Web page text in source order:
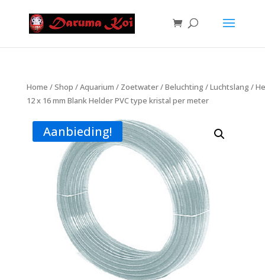
Home /Shop /Aquarium / Zoetwater/Beluchting /Luchtslang /
12 x 16 mm Blank Helder PVC type kristal per meter
Aanbieding!